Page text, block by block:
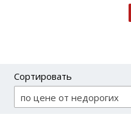
Сортировать
по цене от недорогих